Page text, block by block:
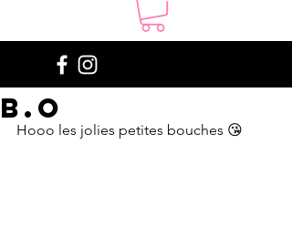
B.O
Hooo les jolies petites bouches 😘